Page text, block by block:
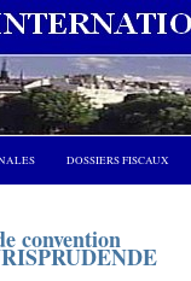
DOSSIERS FISCAUX
convention